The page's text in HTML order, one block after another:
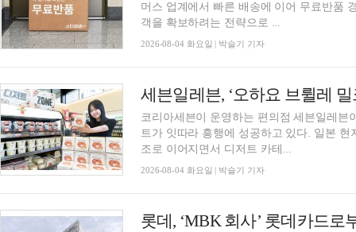
머스 업계에서 빠른 배송에 이어 무료반품
객을 확보하려는 전략으로 ...
2026-08-04 화요일 | 박슬기 기자
세븐일레븐, ‘오하요 브륄레
코리아세븐이 운영하는 편의점 세븐일레
트가 잇따라 흥행에 성공하고 있다. 일본
조로 이어지면서 디저트 카테...
2026-08-04 화요일 | 박슬기 기자